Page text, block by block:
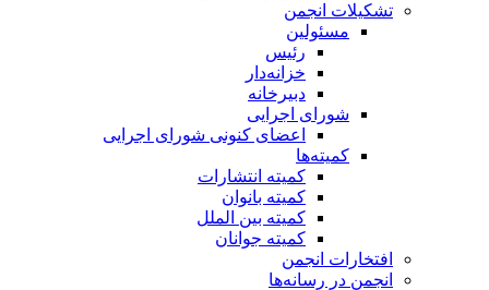
تشکیلات انجمن
مسئولین
رئیس
خزانه‌دار
دبیرخانه
شورای اجرایی
اعضای کنونی شورای اجرایی
کمیته‌ها
کمیته انتشارات
کمیته بانوان
کمیته بین الملل
کمیته جوانان
افتخارات انجمن
انجمن در رسانه‌ها